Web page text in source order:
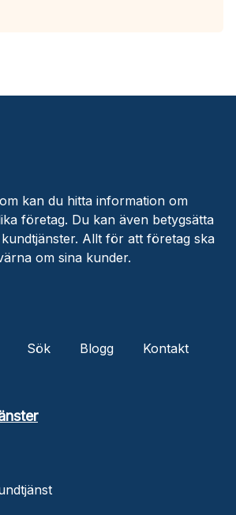
kan du hitta information om
företag. Du kan även betygsätta
Allt för att företag ska
om sina kunder.
Sök Blogg
Kontakt